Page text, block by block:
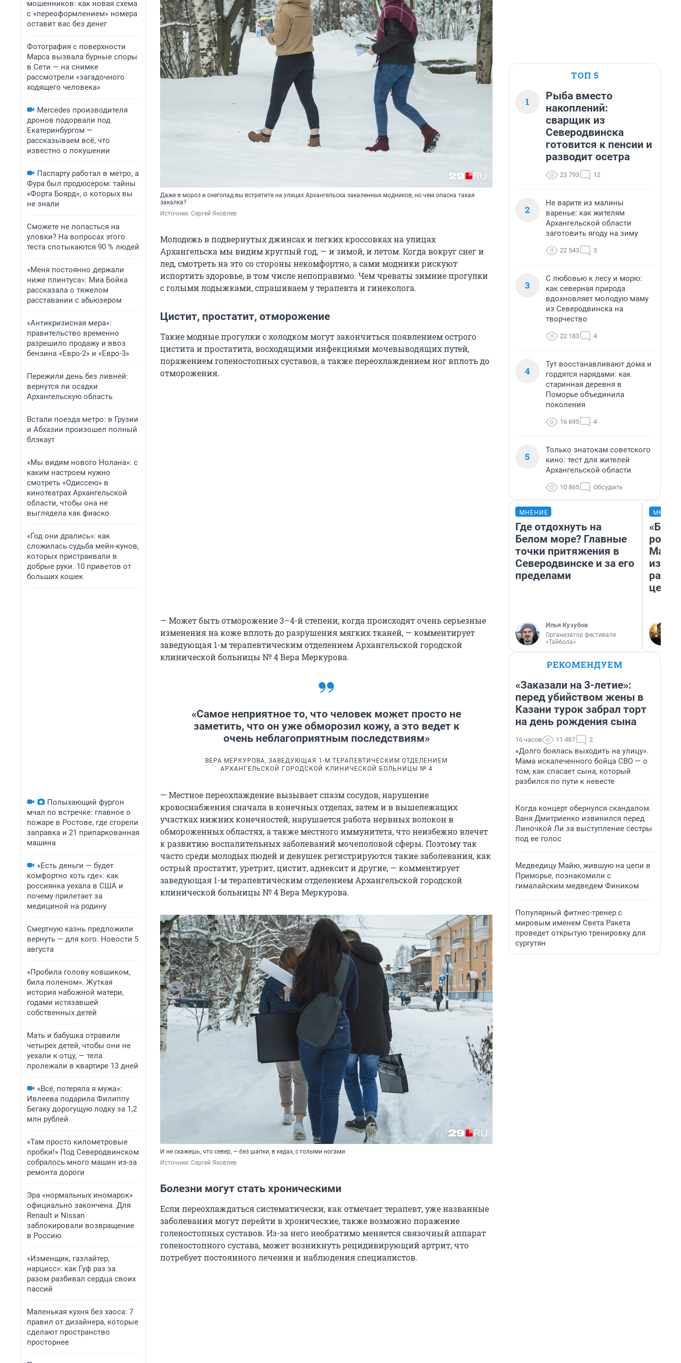
мошенников: как новая схема
с «переоформлением» номера
оставит вас без денег
Фотография с поверхности
Марса вызвала бурные споры
в Сети — на снимке
рассмотрели «загадочного
ходящего человека»
Mercedes производителя
дронов подорвали под
Екатеринбургом —
рассказываем всё, что
известно о покушении
Паспарту работал в метро, а
Фура был продюсером: тайны
«Форта Боярд», о которых вы
не знали
Сможете не попасться на
уловки? На вопросах этого
теста спотыкаются 90 % людей
«Меня постоянно держали
ниже плинтуса»: Миа Бойка
рассказала о тяжелом
расставании с абьюзером
«Антикризисная мера»:
правительство временно
разрешило продажу и ввоз
бензина «Евро-2» и «Евро-3»
Пережили день без ливней:
вернутся ли осадки
Архангельскую область
Встали поезда метро: в Грузии
и Абхазии произошел полный
блэкаут
«Мы видим нового Нолана»: с
каким настроем нужно
смотреть «Одиссею» в
кинотеатрах Архангельской
области, чтобы она не
выглядела как фиаско
«Год они дрались»: как
сложилась судьба мейн-кунов,
которых пристраивали в
добрые руки. 10 приветов от
больших кошек
Полыхающий фургон
мчал по встречке: главное о
пожаре в Ростове, где сгорели
заправка и 21 припаркованная
машина
«Есть деньги — будет
комфортно хоть где»: как
россиянка уехала в США и
почему прилетает за
медициной на родину
Смертную казнь предложили
вернуть — для кого. Новости 5
августа
«Пробила голову ковшиком,
била поленом». Жуткая
история набожной матери,
годами истязавшей
собственных детей
Мать и бабушка отравили
четырех детей, чтобы они не
уехали к отцу, — тела
пролежали в квартире 13 дней
«Всё, потеряла я мужа»:
Ивлеева подарила Филиппу
Бегаку дорогущую лодку за 1,2
млн рублей
«Там просто километровые
пробки!» Под Северодвинском
собралось много машин из-за
ремонта дороги
Эра «нормальных иномарок»
официально закончена. Для
Renault и Nissan
заблокировали возвращение
в Россию
«Изменщик, газлайтер,
нарцисс»: как Гуф раз за
разом разбивал сердца своих
пассий
Маленькая кухня без хаоса: 7
правил от дизайнера, которые
сделают пространство
просторнее
Даже в мороз и снегопад вы встретите на улицах Архангельска закаленных модников, но чем опасна такая
закалка?
Источник: Сергей Яковлев
Молодежь в подвернутых джинсах и легких кроссовках на улицах
Архангельска мы видим круглый год, — и зимой, и летом. Когда вокруг снег и
лед, смотреть на это со стороны некомфортно, а сами модники рискуют
испортить здоровье, в том числе непоправимо. Чем чреваты зимние прогулки
с голыми лодыжками, спрашиваем у терапевта и гинеколога.
Цистит, простатит, отморожение
Такие модные прогулки с холодком могут закончиться появлением острого
цистита и простатита, восходящими инфекциями мочевыводящих путей,
поражением голеностопных суставов, а также переохлаждением ног вплоть до
отморожения.
— Может быть отморожение 3–4-й степени, когда происходят очень серьезные
изменения на коже вплоть до разрушения мягких тканей, — комментирует
заведующая 1-м терапевтическим отделением Архангельской городской
клинической больницы № 4 Вера Меркурова.
«Самое неприятное то, что человек может просто не
заметить, что он уже обморозил кожу, а это ведет к
очень неблагоприятным последствиям»
ВЕРА МЕРКУРОВА, ЗАВЕДУЮЩАЯ 1-М ТЕРАПЕВТИЧЕСКИМ ОТДЕЛЕНИЕМ
АРХАНГЕЛЬСКОЙ ГОРОДСКОЙ КЛИНИЧЕСКОЙ БОЛЬНИЦЫ № 4
— Местное переохлаждение вызывает спазм сосудов, нарушение
кровоснабжения сначала в конечных отделах, затем и в вышележащих
участках нижних конечностей, нарушается работа нервных волокон в
обмороженных областях, а также местного иммунитета, что неизбежно влечет
к развитию воспалительных заболеваний мочеполовой сферы. Поэтому так
часто среди молодых людей и девушек регистрируются такие заболевания, как
острый простатит, уретрит, цистит, аднексит и другие, — комментирует
заведующая 1-м терапевтическим отделением Архангельской городской
клинической больницы № 4 Вера Меркурова.
И не скажешь, что север, — без шапки, в кедах, с голыми ногами
Источник: Сергей Яковлев
Болезни могут стать хроническими
Если переохлаждаться систематически, как отмечает терапевт, уже названные
заболевания могут перейти в хронические, также возможно поражение
голеностопных суставов. Из-за него необратимо меняется связочный аппарат
голеностопного сустава, может возникнуть рецидивирующий артрит, что
потребует постоянного лечения и наблюдения специалистов.
ТОП 5
1
Рыба вместо
накоплений:
сварщик из
Северодвинска
готовится к пенсии и
разводит осетра
23 793 12
2
Не варите из малины
варенье: как жителям
Архангельской области
заготовить ягоду на зиму
22 543 3
3
С любовью к лесу и морю:
как северная природа
вдохновляет молодую маму
из Северодвинска на
творчество
22 183 4
4
Тут восстанавливают дома и
гордятся нарядами: как
старинная деревня в
Поморье объединила
поколения
16 695 4
5
Только знатокам советского
кино: тест для жителей
Архангельской области
10 865 Обсудить
МНЕНИЕ
Где отдохнуть на
Белом море? Главные
точки притяжения в
Северодвинске и за его
пределами
Илья Кузубов
Организатор фестиваля
«Тайбола»
из
РЕКОМЕНДУЕМ
«Заказали на 3-летие»:
перед убийством жены в
Казани турок забрал торт
на день рождения сына
16 часов 11 487 2
«Долго боялась выходить на улицу».
Мама искалеченного бойца СВО — о
том, как спасает сына, который
разбился по пути к невесте
Когда концерт обернулся скандалом.
Ваня Дмитриенко извинился перед
Линочкой Ли за выступление сестры
под ее голос
Медведицу Майю, жившую на цепи в
Приморье, познакомили с
гималайским медведем Фиником
Популярный фитнес-тренер с
мировым именем Света Ракета
проведет открытую тренировку для
сургутян